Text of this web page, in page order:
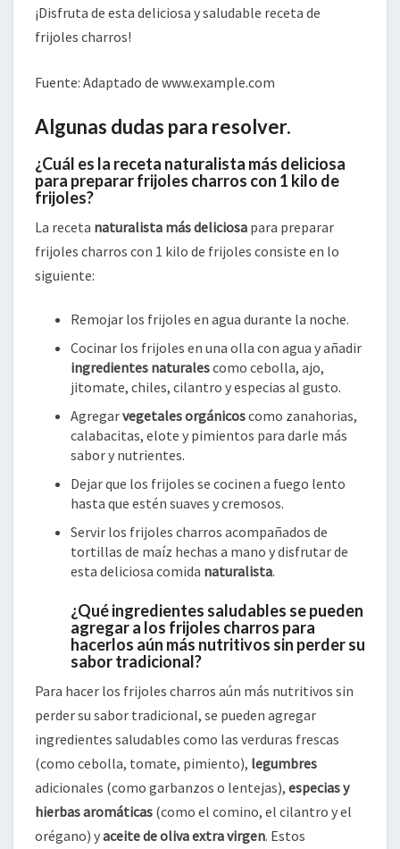
¡Disfruta de esta deliciosa y saludable receta de
frijoles charros!
Fuente: Adaptado de www.example.com
Algunas dudas para resolver.
¿Cuál es la receta naturalista más deliciosa
para preparar frijoles charros con 1 kilo de
frijoles?
La receta naturalista más deliciosa para preparar
frijoles charros con 1 kilo de frijoles consiste en lo
siguiente:
Remojar los frijoles en agua durante la noche.
Cocinar los frijoles en una olla con agua y añadir
ingredientes naturalescomo cebolla, ajo,
jitomate, chiles, cilantro y especias al gusto.
Agregarvegetales orgánicoscomo zanahorias,
calabacitas, elote y pimientos para darle más
sabor y nutrientes.
Dejar que los frijoles se cocinen a fuego lento
hasta que estén suaves y cremosos.
Servir los frijoles charros acompañados de
tortillas de maíz hechas a mano y disfrutar de
esta deliciosa comida naturalista.
¿Qué ingredientes saludables se pueden
agregar a los frijoles charros para
hacerlos aún más nutritivos sin perder su
sabor tradicional?
Para hacer los frijoles charros aún más nutritivos sin
perder su sabor tradicional, se pueden agregar
ingredientes saludables como las verduras frescas
(como cebolla, tomate, pimiento), legumbres
adicionales (como garbanzos o lentejas), especias y
hierbas aromáticas (como el comino, el cilantro y el
orégano) yaceite de oliva extra virgen. Estos